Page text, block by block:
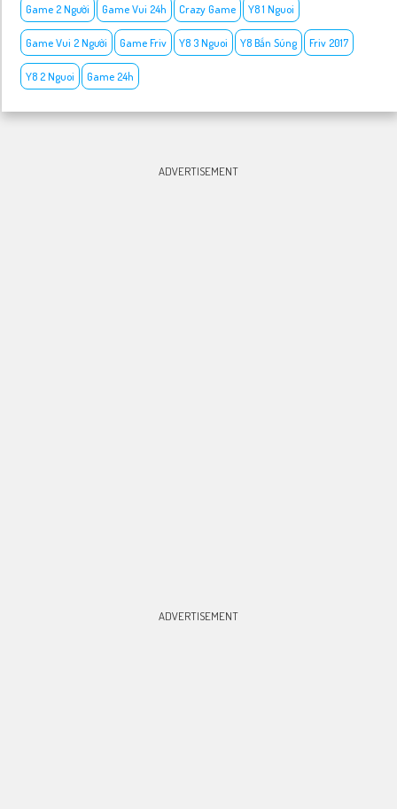
Game 2 Người Game Vui 24h Crazy Game Y8 1 Nguoi
Game Vui 2 Người Game Friv Y8 3 Nguoi Y8 Bắn Súng Friv 2017
Y8 2 Nguoi Game 24h
ADVERTISEMENT
ADVERTISEMENT